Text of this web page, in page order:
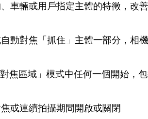
車輛或用戶指定主體的特徵，改
動對焦「抓住」主體一部分，相
焦區域」模式中任何一個開始，
或連續拍攝期間開啟或關閉